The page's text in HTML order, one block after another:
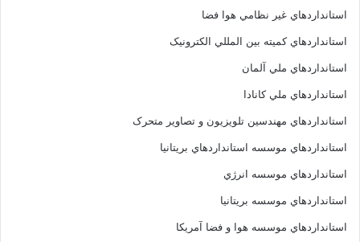
استانداردهاي غير نظامي هوا فضا
استانداردهاي کميته بين المللي الکترونيک
استانداردهاي ملي آلمان
استانداردهاي ملي کانادا
استانداردهاي مهندسين تلويزيون و تصاوير متحرک
استانداردهاي موسسه استانداردهاي بريتانيا
استانداردهاي موسسه انرژي
استانداردهاي موسسه بريتانيا
استانداردهاي موسسه هوا و فضا آمريکا